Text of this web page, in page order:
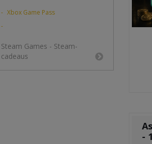
Xbox Game Pass
Steam Games - Steam-
cadeaus
-